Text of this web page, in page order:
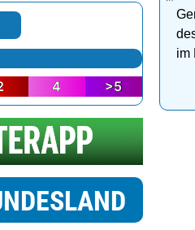
4 >5
im